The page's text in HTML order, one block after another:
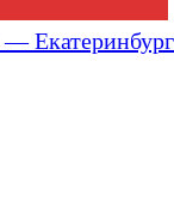
Екатеринбург